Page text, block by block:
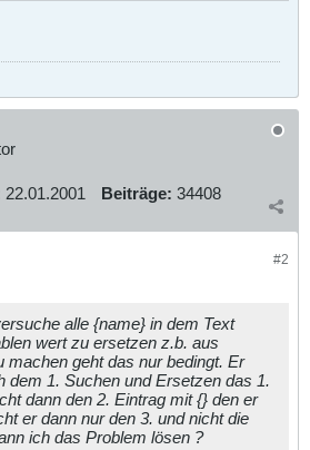
22.01.2001 Beiträge: 34408
#2
alle {name} in dem Text
wert zu ersetzen z.b. aus
machen geht das nur bedingt. Er
dem 1. Suchen und Ersetzen das 1.
dann den 2. Eintrag mit {} den er
er dann nur den 3. und nicht die
ich das Problem lösen ?